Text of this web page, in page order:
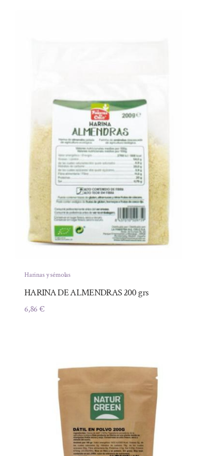
Harinas y sémolas
HARINA DE ALMENDRAS 200 grs
6,86€